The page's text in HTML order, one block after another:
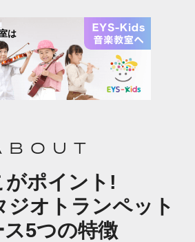
は
がポイント!
ジオトランペット
ス5つの特徴